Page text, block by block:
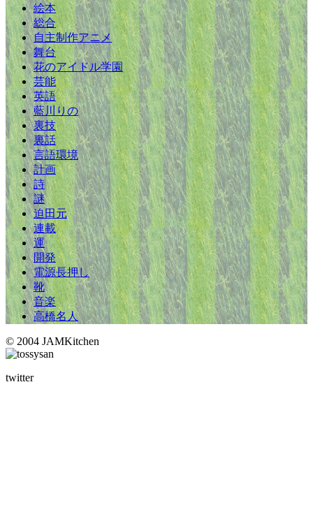
絵本
総合
自主制作アニメ
舞台
花のアイドル学園
芸能
英語
藍川りの
裏技
裏話
言語環境
計画
詩
謎
迫田元
連載
運
開発
電源長押し
靴
音楽
高橋名人
© 2004 JAMKitchen
twitter